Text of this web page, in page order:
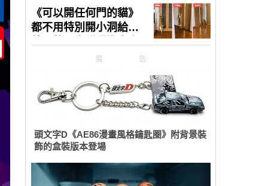
廣告
頭文字D《AE86漫畫風格鑰匙圈》附背景裝
飾的盒裝版本登場